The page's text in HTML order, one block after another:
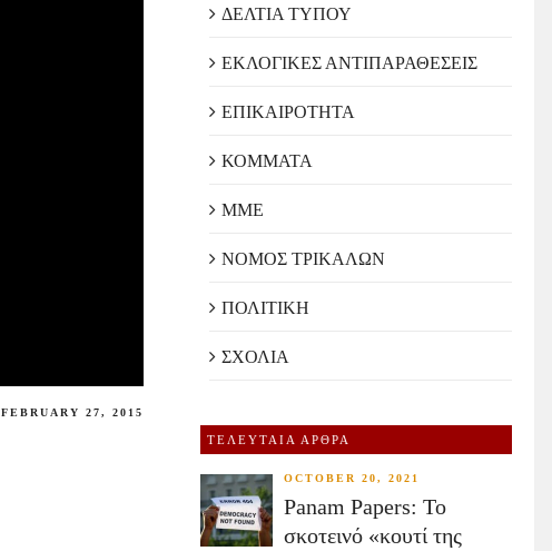
FEBRUARY 27, 2015
ΔΕΛΤΙΑ ΤΥΠΟΥ
ΕΚΛΟΓΙΚΕΣ ΑΝΤΙΠΑΡΑΘΕΣΕΙΣ
ΕΠΙΚΑΙΡΟΤΗΤΑ
ΚΟΜΜΑΤΑ
ΜΜΕ
ΝΟΜΟΣ ΤΡΙΚΑΛΩΝ
ΠΟΛΙΤΙΚΗ
ΣΧΟΛΙΑ
ΤΕΛΕΥΤΑΙΑ ΑΡΘΡΑ
OCTOBER 20, 2021
Panam Papers: Το
σκοτεινό «κουτί της